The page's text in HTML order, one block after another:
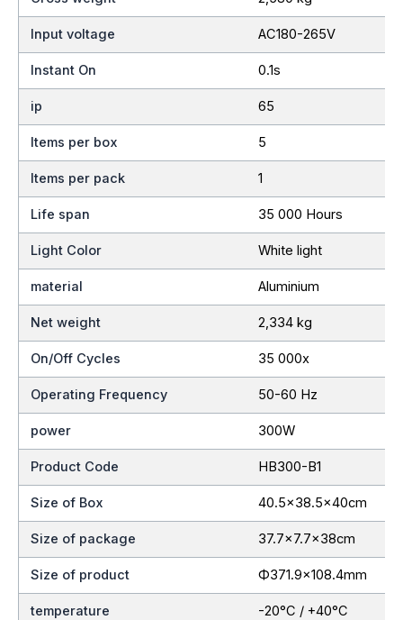
Input voltage AC180-265V
Instant On 0.1s
ip 65
Items per box 5
Items per pack 1
Life span 35 000 Hours
Light Color White light
material Aluminium
Net weight 2,334 kg
On/Off Cycles 35 000x
Operating Frequency 50-60 Hz
power 300W
Product Code HB300-B1
Size of Box 40.5×38.5x40cm
Size of package 37.7×7.7x38cm
Size of product Ф371.9×108.4mm
temperature -20°C / +40°C